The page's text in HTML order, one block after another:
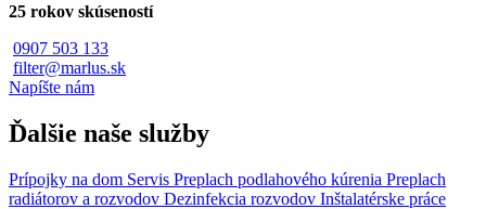
25 rokov skúseností
0907 503 133
filter@marlus.sk
Napíšte nám
Ďalšie naše služby
Prípojky na dom Servis Preplach podlahového kúrenia Preplach
radiátorov a rozvodov Dezinfekcia rozvodov Inštalatérske práce